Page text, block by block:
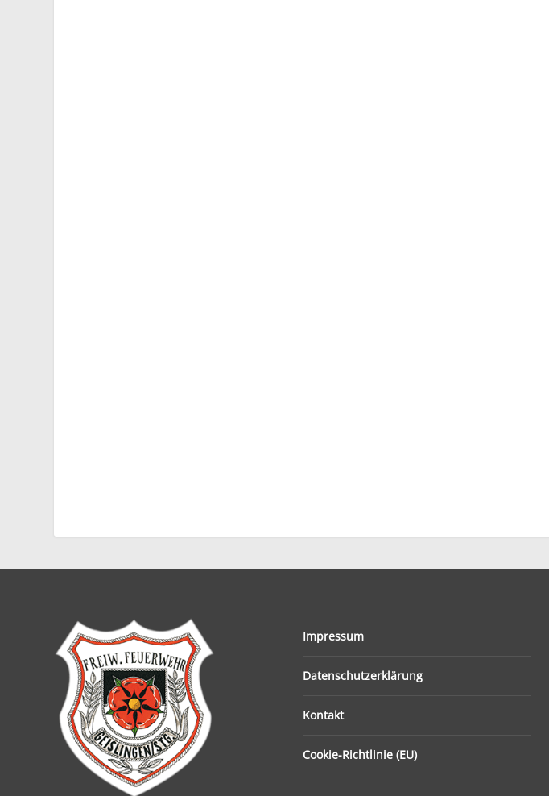
Impressum
Datenschutzerklärung
Kontakt
Cookie-Richtlinie (EU)